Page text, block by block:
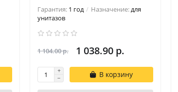
Гарантия: 1 год Назначение:для
унитазов
1 104.00 р. 1 038.90 р.
В корзину